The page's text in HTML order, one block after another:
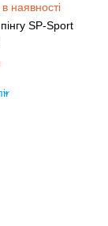
наявності
SP-Sport